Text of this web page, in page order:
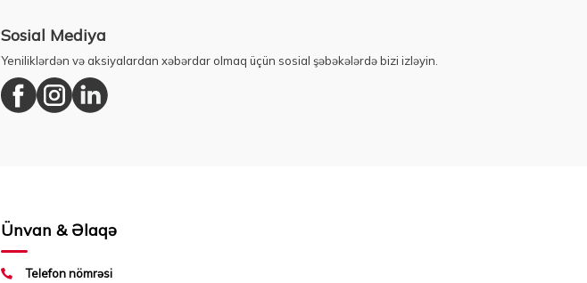
Sosial Mediya
Yeniliklərdən və aksiyalardan xəbərdar olmaq üçün sosial şəbəkələrdə bizi izləyin.
Ünvan & Əlaqə
Telefon nömrəsi